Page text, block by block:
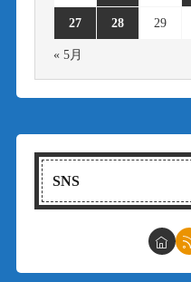
27 28 29
« 5月
SNS